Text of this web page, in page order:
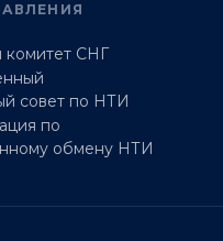
комитет СНГ
совет по НТИ
по
обмену НТИ